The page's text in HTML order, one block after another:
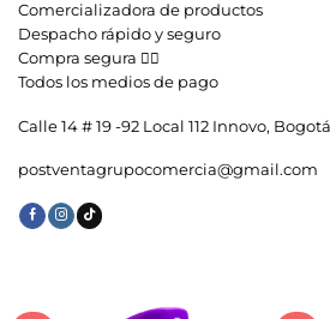
Comercializadora de productos
Despacho rápido y seguro
Compra segura 👇🏼
Todos los medios de pago
Calle 14 # 19 -92 Local 112 Innovo,
postventagrupocomercia@gmail.com